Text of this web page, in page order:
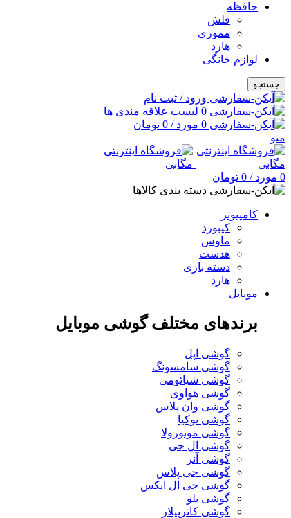
حافظه
فلش
مموری
هارد
لوازم خانگی
جستجو
ورود / ثبت نام
0 لیست علاقه مندی ها
0 مورد/
0 تومان
منو
0 مورد/
0 تومان
دسته بندی کالاها
کامپیوتر
کیبورد
ماوس
هدست
دسته بازی
هارد
موبایل
برندهای مختلف گوشی موبایل
گوشی اپل
گوشی سامسونگ
گوشی شیائومی
گوشی هواوی
گوشی وان پلاس
گوشی نوکیا
گوشی موتورولا
گوشی ال جی
گوشی آنر
گوشی جی پلاس
گوشی جی ال ایکس
گوشی بلو
گوشی کاترپیلار